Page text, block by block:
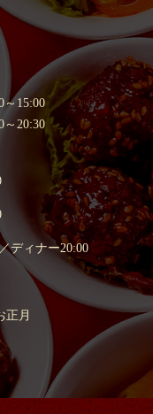
15:00
20:30
ディナー20:00
正月